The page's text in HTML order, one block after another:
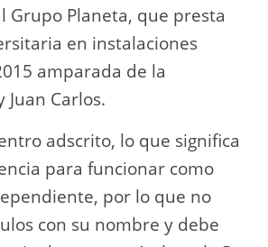
Grupo Planeta, que presta
en instalaciones
amparada de la
Juan Carlos.
adscrito, lo que significa
para funcionar como
por lo que no
con su nombre y debe